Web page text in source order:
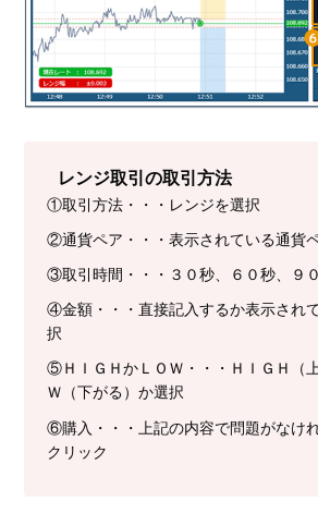
レンジ取引の取引方法
①取引方法・・・レンジを選択
②通貨ペア・・・表示されている通貨
③取引時間・・・３０秒、６０秒、９
④金額・・・直接記入するか表示され
択
⑤ＨＩＧＨかＬＯＷ・・・ＨＩＧＨ（
Ｗ（下がる）か選択
⑥購入・・・上記の内容で問題がなけ
クリック